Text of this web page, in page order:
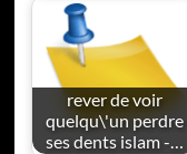
rever de voir
quelqu\'un perdre
ses dents islam -…